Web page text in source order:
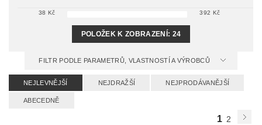
38 Kč 392 Kč
POLOŽEK K ZOBRAZENÍ: 24
FILTR PODLE PARAMETRŮ, VLASTNOSTÍ A VÝROBCŮ
NEJLEVNĚJŠÍ NEJDRAŽŠÍ NEJPRODÁVANĚJŠÍ
ABECEDNĚ
1 2